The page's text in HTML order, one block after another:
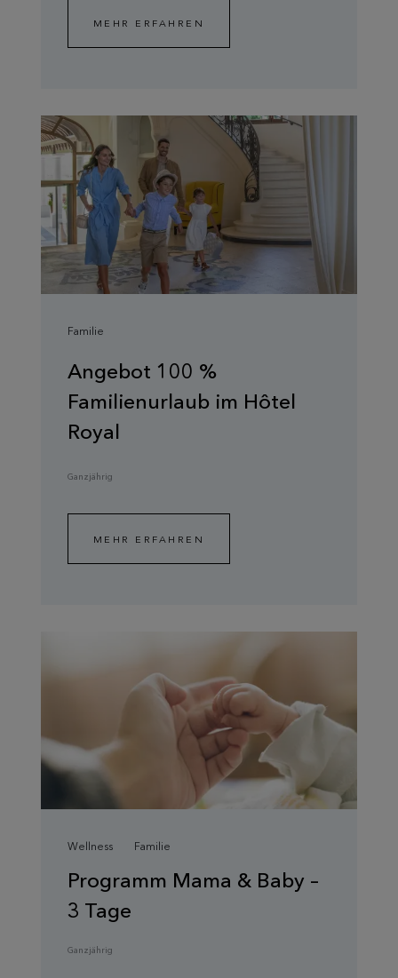
MEHR ERFAHREN
Familie
Angebot 100 %
Familienurlaub im Hôtel
Royal
Ganzjährig
MEHR ERFAHREN
Wellness Familie
Programm Mama & Baby –
3 Tage
Ganzjährig